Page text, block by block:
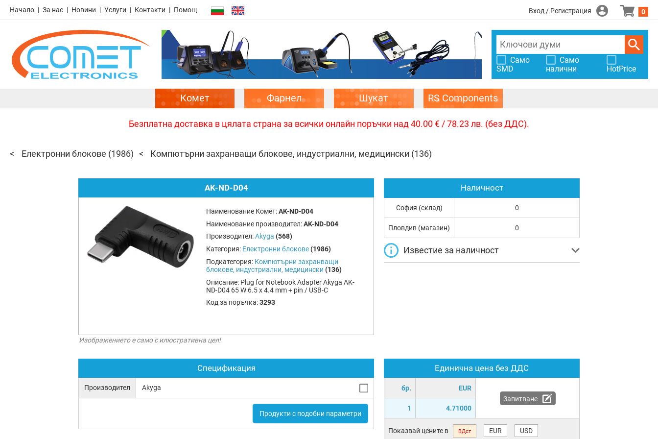
Начало За нас Новини Услуги Контакти Помощ Вход / Регистрация 0
Само
SMD
Само
налични
HotPrice
Комет Фарнел Шукат RS Components
Безплатна доставка в цялата страна за всички онлайн поръчки над 40.00 € / 78.23 лв. (без ДДС).
Електронни блокове (1986) Компютърни захранващи блокове, индустриални, медицински (136)
AK-ND-D04
Наименование Комет:AK-ND-D04
Наименование производител:AK-ND-D04
Производител:Akyga (568)
Категория: Електронни блокове (1986)
Подкатегория: Компютърни захранващи
блокове, индустриални, медицински (136)
Описание: Plug for Notebook Adapter Akyga AK-
ND-D04 65 W 6.5 x 4.4 mm + pin / USB-C
Код за поръчка:3293
Изображението е само с илюстративна цел!
Спецификация
Производител Akyga
Продукти с подобни параметри
Единична цена без ДДС
бр. EUR
1 4.71000
Запитване
Показвай цените в ВДст EUR USD
Наличност
София (склад) 0
Пловдив (магазин) 0
Известие за наличност